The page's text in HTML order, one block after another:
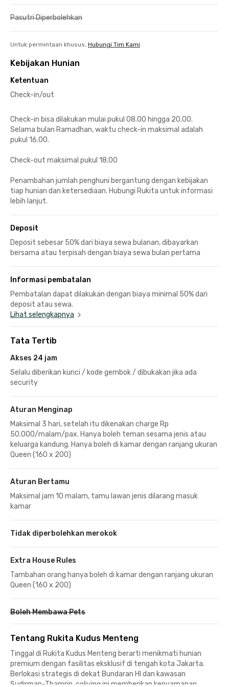
Pasutri Diperbolehkan
Untuk permintaan khusus, Hubungi Tim Kami
Kebijakan Hunian
Ketentuan
Check-in/out
Check-in bisa dilakukan mulai pukul 08.00 hingga 20.00.
Selama bulan Ramadhan, waktu check-in maksimal adalah
pukul 16.00.
Check-out maksimal pukul 18.00
Penambahan jumlah penghuni bergantung dengan kebijakan
tiap hunian dan ketersediaan. Hubungi Rukita untuk informasi
lebih lanjut.
Deposit
Deposit sebesar 50% dari biaya sewa bulanan, dibayarkan
bersama atau terpisah dengan biaya sewa bulan pertama
Informasi pembatalan
Pembatalan dapat dilakukan dengan biaya minimal 50% dari
deposit atau sewa.
Lihat selengkapnya
Tata Tertib
Akses 24 jam
Selalu diberikan kunci / kode gembok / dibukakan jika ada
security
Aturan Menginap
Maksimal 3 hari, setelah itu dikenakan charge Rp
50.000/malam/pax. Hanya boleh teman sesama jenis atau
keluarga kandung. Hanya boleh di kamar dengan ranjang ukuran
Queen (160 x 200)
Aturan Bertamu
Maksimal jam 10 malam, tamu lawan jenis dilarang masuk
kamar
Tidak diperbolehkan merokok
Extra House Rules
Tambahan orang hanya boleh di kamar dengan ranjang ukuran
Queen (160 x 200)
Boleh Membawa Pets
Tentang Rukita Kudus Menteng
Tinggal di Rukita Kudus Menteng berarti menikmati hunian
premium dengan fasilitas eksklusif di tengah kota Jakarta.
Berlokasi strategis di dekat Bundaran HI dan kawasan
Sudirman-Thamrin, coliving ini memberikan kenyamanan